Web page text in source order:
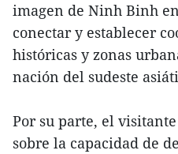
imagen de Ninh Binh
conectar y establecer
históricas y zonas
nación del sudeste
Por su parte, el
sobre la capacidad de